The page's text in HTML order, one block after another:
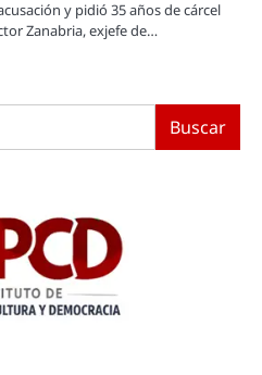
y pidió 35 años de cárcel
Zanabria, exjefe de…
Buscar